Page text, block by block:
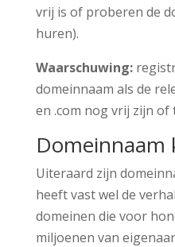
vrij is of proberen de
huren).
Waarschuwing:
domeinnaam als de
en .com nog vrij zijn
Uiteraard zijn
heeft vast wel de
domeinen die voor
miljoenen van